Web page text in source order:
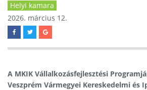
Helyi kamara
2026. március 12.
A MKIK Vállalkozásfejlesztési
Veszprém Vármegyei Kereskedelmi és